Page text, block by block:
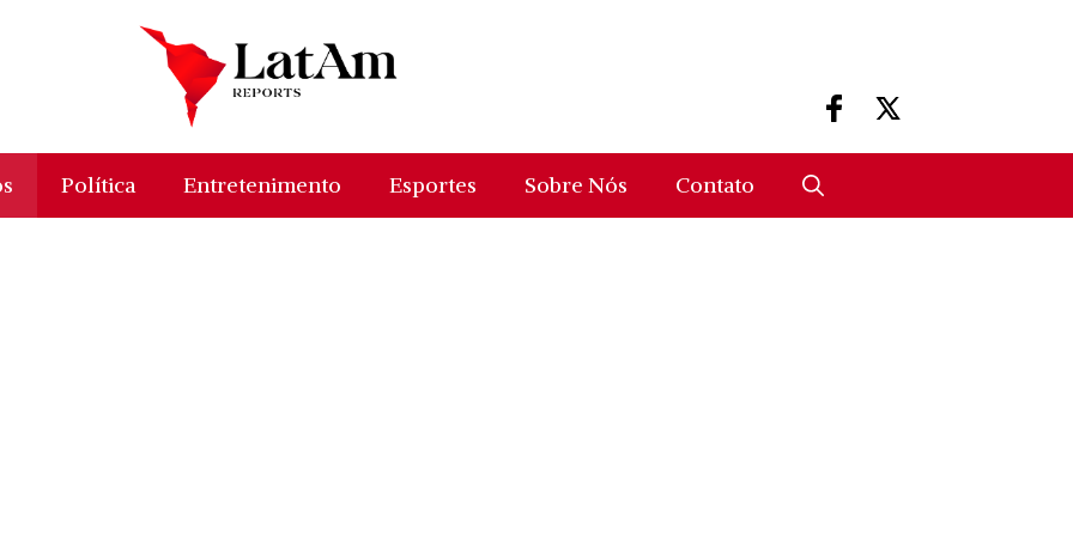
Política Entretenimento Esportes Sobre Nós Contato